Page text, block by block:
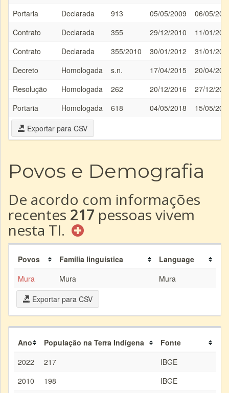
Portaria Declarada 913 05/05/2009
06/05/
Contrato
Declarada 355 29/12/2010
11/01/
Contrato
Declarada 355/2010 30/01/2012
31/01/
Decreto
Homologada s.n. 17/04/2015
20/04/
Resolução
Homologada 262 20/12/2016
27/12/
Portaria
Homologada 618 04/05/2018
15/05/
Exportar para CSV
Povos e Demografia
De acordo com informações
recentes 217 pessoas vivem
nesta TI.
Povos Família linguística
Language
Mura
Mura
Mura
Exportar para CSV
Ano População na Terra Indígena
Fonte
2022
217
IBGE
2010
198
IBGE